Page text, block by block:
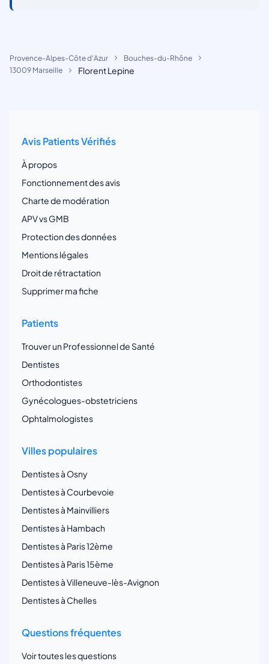
Provence-Alpes-Côte d'Azur
Bouches-du-Rhône
13009 Marseille
Florent Lepine
Avis Patients Vérifiés
À propos
Fonctionnement des avis
Charte de modération
APV vs GMB
Protection des données
Mentions légales
Droit de rétractation
Supprimer ma fiche
Patients
Trouver un Professionnel de Santé
Dentistes
Orthodontistes
Gynécologues-obstetriciens
Ophtalmologistes
Villes populaires
Dentistes à Osny
Dentistes à Courbevoie
Dentistes à Mainvilliers
Dentistes à Hambach
Dentistes à Paris 12ème
Dentistes à Paris 15ème
Dentistes à Villeneuve-lès-Avignon
Dentistes à Chelles
Questions fréquentes
Voir toutes les questions